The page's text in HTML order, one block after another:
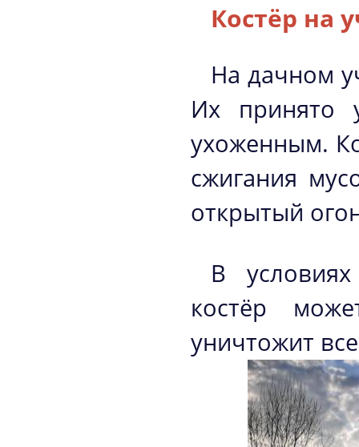
Костёр на
На дачном
Их принято
ухоженным.
сжигания
открытый
В
костёр
уничтожит